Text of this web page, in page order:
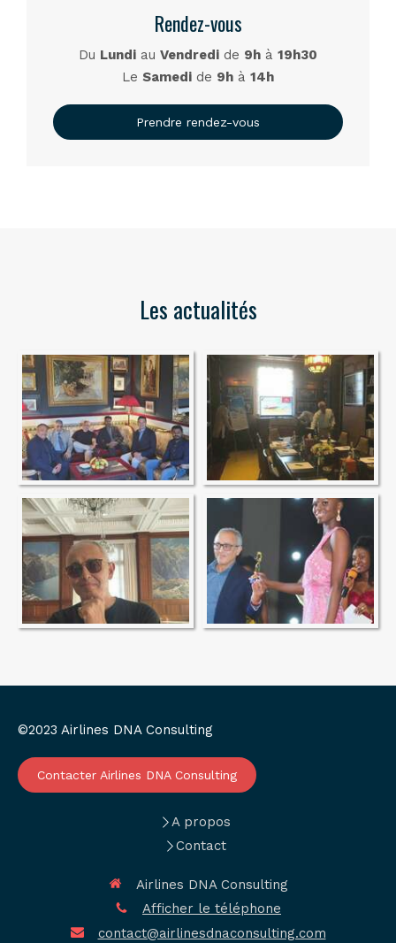
Rendez-vous
Du Lundi au Vendredi de 9h à 19h30
Le Samedi de 9h à 14h
Prendre rendez-vous
Les actualités
©2023 Airlines DNA Consulting
Contacter Airlines DNA Consulting
A propos
Contact
Airlines DNA Consulting
Afficher le téléphone
contact@airlinesdnaconsulting.com